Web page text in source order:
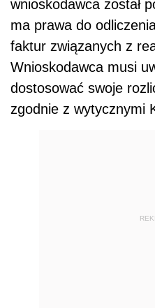
wnioskodawca został
ma prawa do
faktur związanych z
Wnioskodawca musi
dostosować swoje
zgodnie z wytycznymi